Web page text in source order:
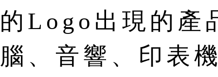
的Logo出現的產
腦、音響、印表